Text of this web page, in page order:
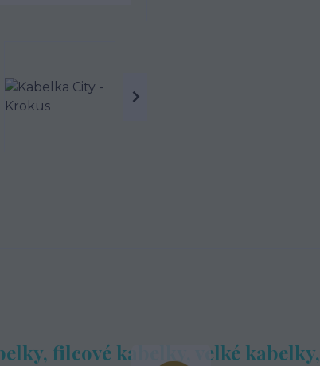
filcové kabelky, velké kabelky,